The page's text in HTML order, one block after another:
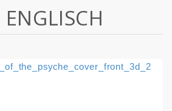
ENGLISCH